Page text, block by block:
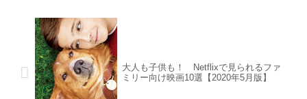
大人も子供も！ Netflixで見られるファ
ミリー向け映画10選【2020年5月版】